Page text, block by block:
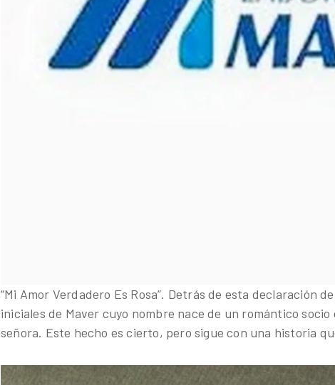
“Mi Amor Verdadero Es Rosa”. Detrás de esta declaración
iniciales de Maver cuyo nombre nace de un romántico
señora. Este hecho es cierto, pero sigue con una historia